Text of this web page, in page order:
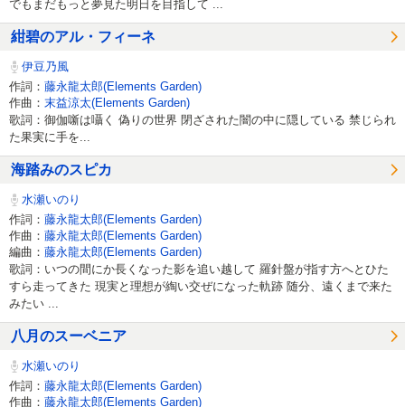
でもまだもっと夢見た明日を目指して ...
紺碧のアル・フィーネ
伊豆乃風
作詞： 藤永龍太郎(Elements Garden)
作曲： 末益涼太(Elements Garden)
歌詞：御伽噺は囁く 偽りの世界 閉ざされた闇の中に隠している 禁じられ
た果実に手を...
海踏みのスピカ
水瀬いのり
作詞： 藤永龍太郎(Elements Garden)
作曲： 藤永龍太郎(Elements Garden)
編曲： 藤永龍太郎(Elements Garden)
歌詞：いつの間にか長くなった影を追い越して 羅針盤が指す方へとひた
すら走ってきた 現実と理想が綯い交ぜになった軌跡 随分、遠くまで来た
みたい ...
八月のスーベニア
水瀬いのり
作詞： 藤永龍太郎(Elements Garden)
作曲： 藤永龍太郎(Elements Garden)